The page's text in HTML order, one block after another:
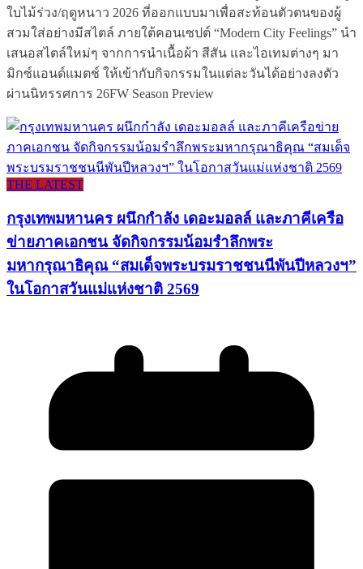
ใบไม้ร่วง/ฤดูหนาว 2026 ที่ออกแบบมาเพื่อสะท้อนตัวตนของผู้
สวมใส่อย่างมีสไตล์ ภายใต้คอนเซปต์ “Modern City Feelings” นำ
เสนอสไตล์ใหม่ๆ จากการนำเนื้อผ้า สีสัน และไอเทมต่างๆ มา
มิกซ์แอนด์แมตช์ ให้เข้ากับกิจกรรมในแต่ละวันได้อย่างลงตัว
ผ่านนิทรรศการ 26FW Season Preview
THE LATEST
กรุงเทพมหานคร ผนึกกำลัง เดอะมอลล์ และภาคีเครือ
ข่ายภาคเอกชน จัดกิจกรรมน้อมรำลึกพระ
มหากรุณาธิคุณ “สมเด็จพระบรมราชชนนีพันปีหลวงฯ”
ในโอกาสวันแม่แห่งชาติ 2569